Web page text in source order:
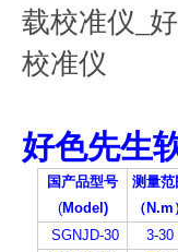
好色先生
国产品型号
(Model)
测量范
（N.m
SGNJD-30
3-30